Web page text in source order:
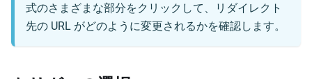
式のさまざまな部分をクリックして、リダイレクト
先の URL がどのように変更されるかを確認します。